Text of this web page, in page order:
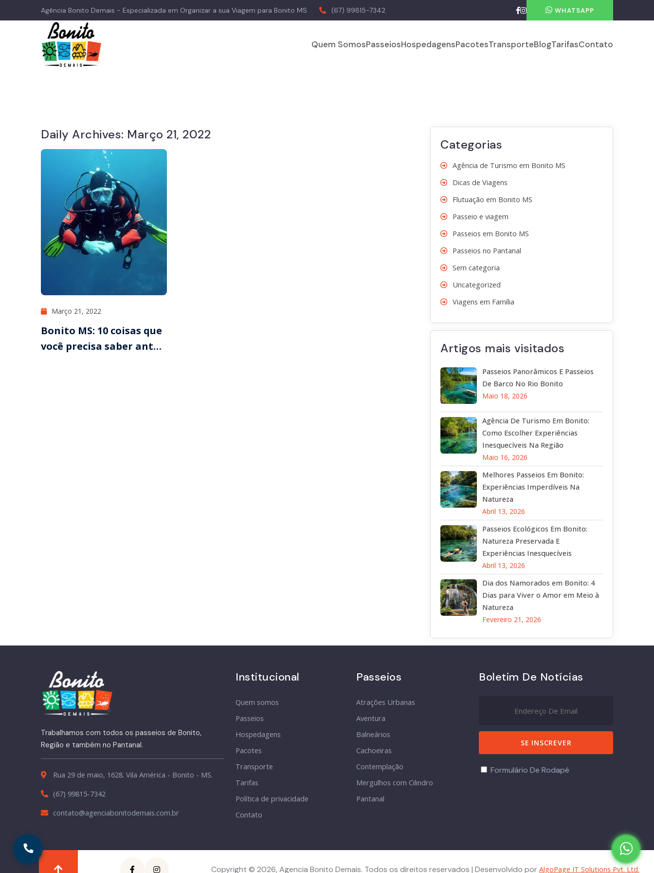
Agência Bonito Demais - Especializada em Organizar a sua Viagem para Bonito MS (67) 99815-7342 WHATSAPP
Quem SomosPasseiosHospedagensPacotesTransporteBlogTarifasContato
Daily Archives: Março 21, 2022
Março 21, 2022
Bonito MS: 10 coisas que
você precisa saber antes
Categorias
Agência de Turismo em Bonito MS
Dicas de Viagens
Flutuação em Bonito MS
Passeio e viagem
Passeios em Bonito MS
Passeios no Pantanal
Sem categoria
Uncategorized
Viagens em Família
Artigos mais visitados
Passeios Panorâmicos E Passeios
De Barco No Rio Bonito
Maio 18, 2026
Agência De Turismo Em Bonito:
Como Escolher Experiências
Inesquecíveis Na Região
Maio 16, 2026
Melhores Passeios Em Bonito:
Experiências Imperdíveis Na
Natureza
Abril 13, 2026
Passeios Ecológicos Em Bonito:
Natureza Preservada E
Experiências Inesquecíveis
Abril 13, 2026
Dia dos Namorados em Bonito: 4
Dias para Viver o Amor em Meio à
Natureza
Fevereiro 21, 2026
Trabalhamos com todos os passeios de Bonito,
Região e também no Pantanal.
Rua 29 de maio, 1628. Vila América - Bonito - MS.
(67) 99815-7342
contato@agenciabonitodemais.com.br
Institucional
Quem somos
Passeios
Hospedagens
Pacotes
Transporte
Tarifas
Política de privacidade
Contato
Passeios
Atrações Urbanas
Aventura
Balneários
Cachoeiras
Contemplação
Mergulhos com Cilindro
Pantanal
Boletim De Notícias
Formulário De Rodapé
Copyright © 2026, Agencia Bonito Demais. Todos os direitos reservados | Desenvolvido por AlgoPage IT Solutions Pvt. Ltd.